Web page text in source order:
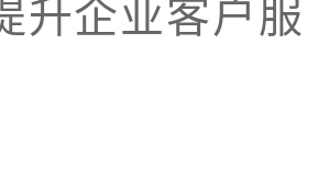
升企业客户服